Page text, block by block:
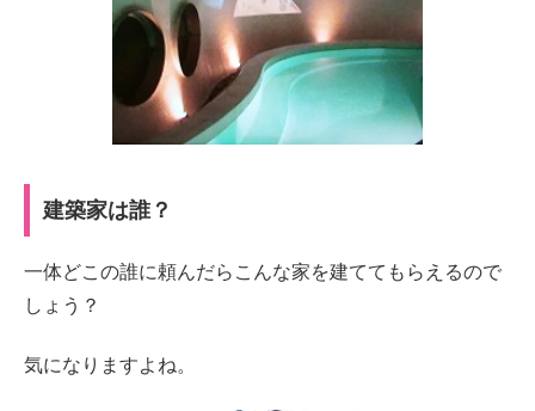
建築家は誰？
一体どこの誰に頼んだらこんな家を建ててもらえるので
しょう？
気になりますよね。